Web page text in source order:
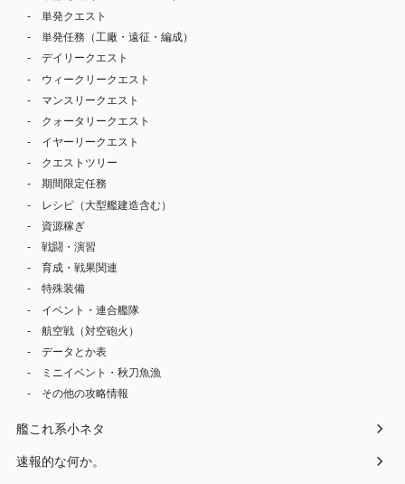
単発クエスト
単発任務（工廠・遠征・編成）
デイリークエスト
ウィークリークエスト
マンスリークエスト
クォータリークエスト
イヤーリークエスト
クエストツリー
期間限定任務
レシピ（大型艦建造含む）
資源稼ぎ
戦闘・演習
育成・戦果関連
特殊装備
イベント・連合艦隊
航空戦（対空砲火）
データとか表
ミニイベント・秋刀魚漁
その他の攻略情報
艦これ系小ネタ
速報的な何か。